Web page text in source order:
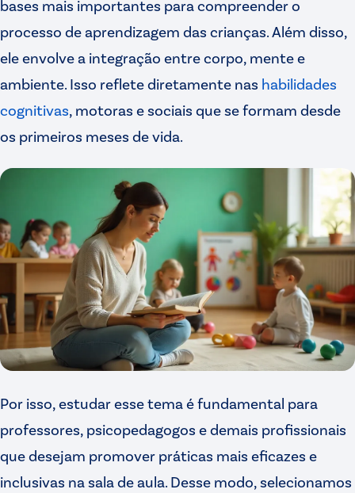
bases mais importantes para compreender o
processo de aprendizagem das crianças. Além disso,
ele envolve a integração entre corpo, mente e
ambiente. Isso reflete diretamente nas habilidades
cognitivas , motoras e sociais que se formam desde
os primeiros meses de vida.
Por isso, estudar esse tema é fundamental para
professores, psicopedagogos e demais profissionais
que desejam promover práticas mais eficazes e
inclusivas na sala de aula. Desse modo, selecionamos